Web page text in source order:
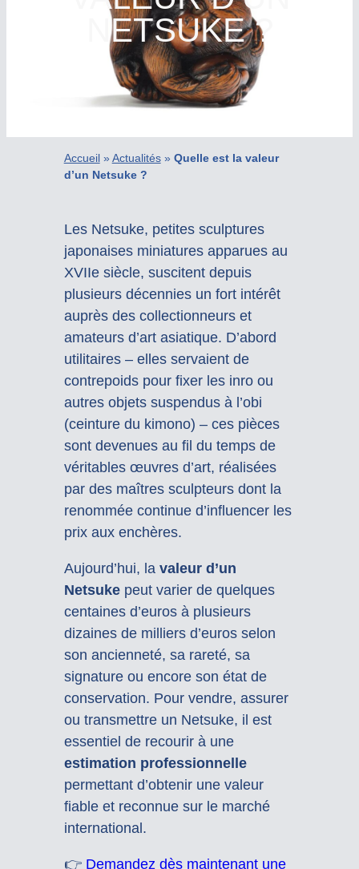
NETSUKE ?
Accueil»Actualités» Quelle est la valeur
d’un Netsuke ?
Les Netsuke, petites sculptures
japonaises miniatures apparues au
XVIIe siècle, suscitent depuis
plusieurs décennies un fort intérêt
auprès des collectionneurs et
amateurs d’art asiatique. D’abord
utilitaires – elles servaient de
contrepoids pour fixer les inro ou
autres objets suspendus à l’obi
(ceinture du kimono) – ces pièces
sont devenues au fil du temps de
véritables œuvres d’art, réalisées
par des maîtres sculpteurs dont la
renommée continue d’influencer les
prix aux enchères.
Aujourd’hui, la valeur d’un
Netsukepeut varier de quelques
centaines d’euros à plusieurs
dizaines de milliers d’euros selon
son ancienneté, sa rareté, sa
signature ou encore son état de
conservation. Pour vendre, assurer
ou transmettre un Netsuke, il est
essentiel de recourir à une
estimation professionnelle
permettant d’obtenir une valeur
fiable et reconnue sur le marché
international.
👉 Demandez dès maintenant une